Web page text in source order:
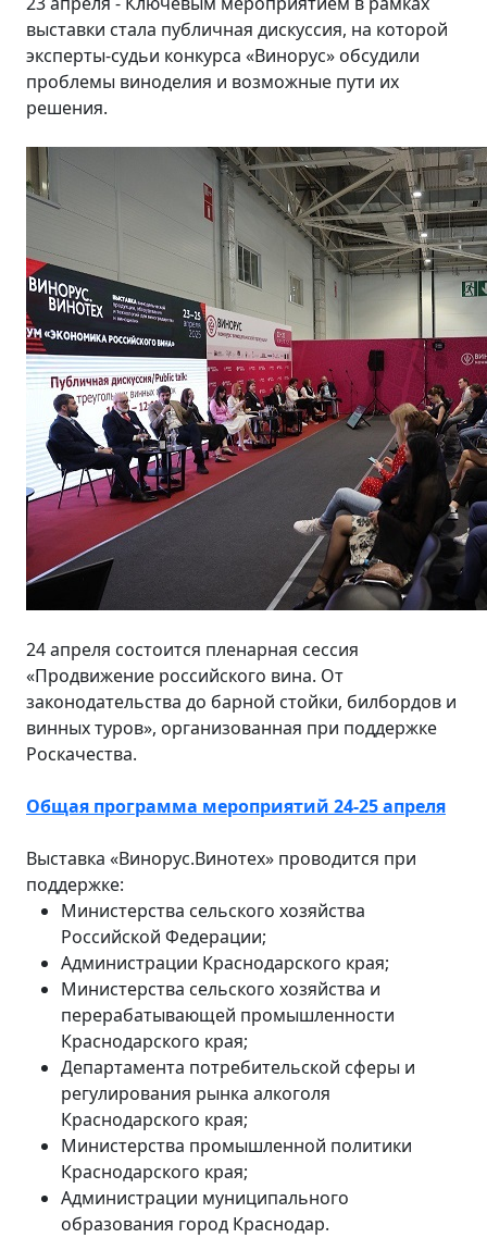
выставки стала публичная дискуссия, на которой
эксперты-судьи конкурса «Винорус» обсудили
проблемы виноделия и возможные пути их
решения.
24 апреля состоится пленарная сессия
«Продвижение российского вина. От
законодательства до барной стойки, билбордов и
винных туров», организованная при поддержке
Роскачества.
Общая программа мероприятий 24-25 апреля
Выставка «Винорус.Винотех» проводится при
поддержке:
Министерства сельского хозяйства
Российской Федерации;
Администрации Краснодарского края;
Министерства сельского хозяйства и
перерабатывающей промышленности
Краснодарского края;
Департамента потребительской сферы и
регулирования рынка алкоголя
Краснодарского края;
Министерства промышленной политики
Краснодарского края;
Администрации муниципального
образования город Краснодар.